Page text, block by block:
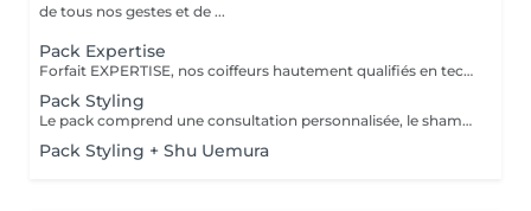
de tous nos gestes et de ...
Pack Expertise
Forfait EXPERTISE, nos coiffeurs hautement qualifiés en technique anglo-saxonne, en formation continu et diplômés d’une académie anglaise à Paris. Vous offre une séance d’une heure avec votre coach en suivi beauté. Ce pack inclus : 1 h de prestation Un diagnostique personnalisé Shampoing spécifique Haircare Conditioner spécifique Produit de coiffage Coupe Styling Produit de finition
Pack Styling
Le pack comprend une consultation personnalisée, le shampooing et le conditionneur spécifiques REDKEN , le séchage et les produits de styling REDKEN * Tarifs à titre indicatifs à confirmer après la consultation personnalisée établit auprès de votre coiffeur/stylist/spécialiste * La direction se réserve le droit d’apporter des modifications pour le bon fonctionnement du salon
Pack Styling + Shu Uemura